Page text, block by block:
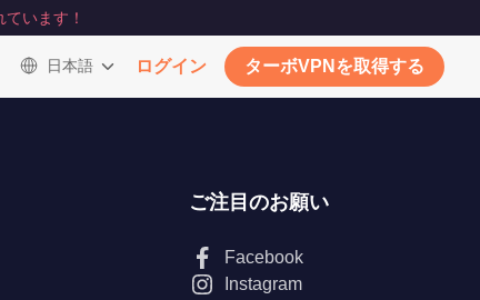
います！
日本語 ログイン ターボVPNを取得する
ご注目のお願い
Facebook
Instagram